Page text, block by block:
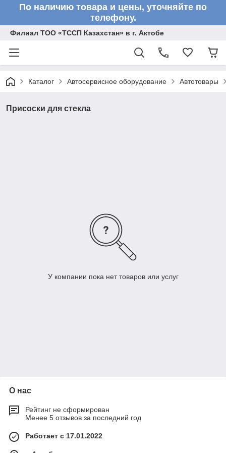
По наличию товара и цены, уточняйте по
телефону.
Филиал ТОО «ТССП Казахстан» в г. Актобе
Каталог Автосервисное оборудование Автотовары
Присоски для стекла
У компании пока нет товаров или услуг
О нас
Рейтинг не сформирован
Менее 5 отзывов за последний год
Работает с 17.01.2022